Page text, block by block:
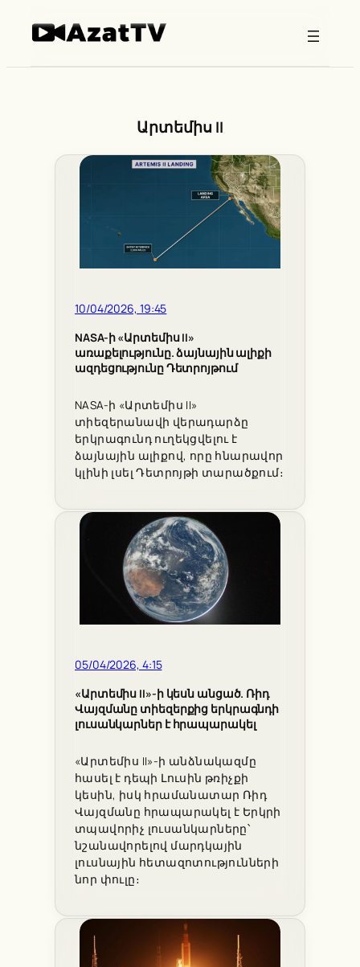
Արտեմիս II
10/04/2026, 19:45
NASA-ի «Արտեմիս II»
առաքելությունը. ձայնային ալիքի
ազդեցությունը Դետրոյթում
NASA-ի «Արտեմիս II»
տիեզերանավի վերադարձը
երկրագունդ ուղեկցվելու է
ձայնային ալիքով, որը հնարավոր
կլինի լսել Դետրոյթի տարածքում։
05/04/2026, 4:15
«Արտեմիս II»-ի կեսն անցած. Ռիդ
Վայզմանը տիեզերքից երկրագնդի
լուսանկարներ է հրապարակել
«Արտեմիս II»-ի անձնակազմը
հասել է դեպի Լուսին թռիչքի
կեսին, իսկ հրամանատար Ռիդ
Վայզմանը հրապարակել է Երկրի
տպավորիչ լուսանկարները՝
նշանավորելով մարդկային
լուսնային հետազոտությունների
նոր փուլը։